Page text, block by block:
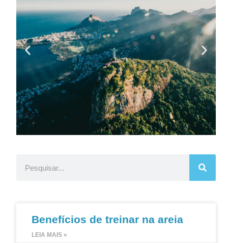
Benefícios de treinar na areia
LEIA MAIS »